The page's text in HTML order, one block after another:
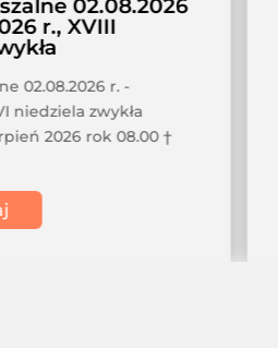
02.08.2026
r., XVIII
02.08.2026 r. -
niedziela zwykła
2026 rok 08.00 †